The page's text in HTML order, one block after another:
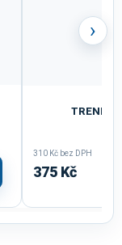
TRENKY
310 Kč bez DPH
375 Kč
›